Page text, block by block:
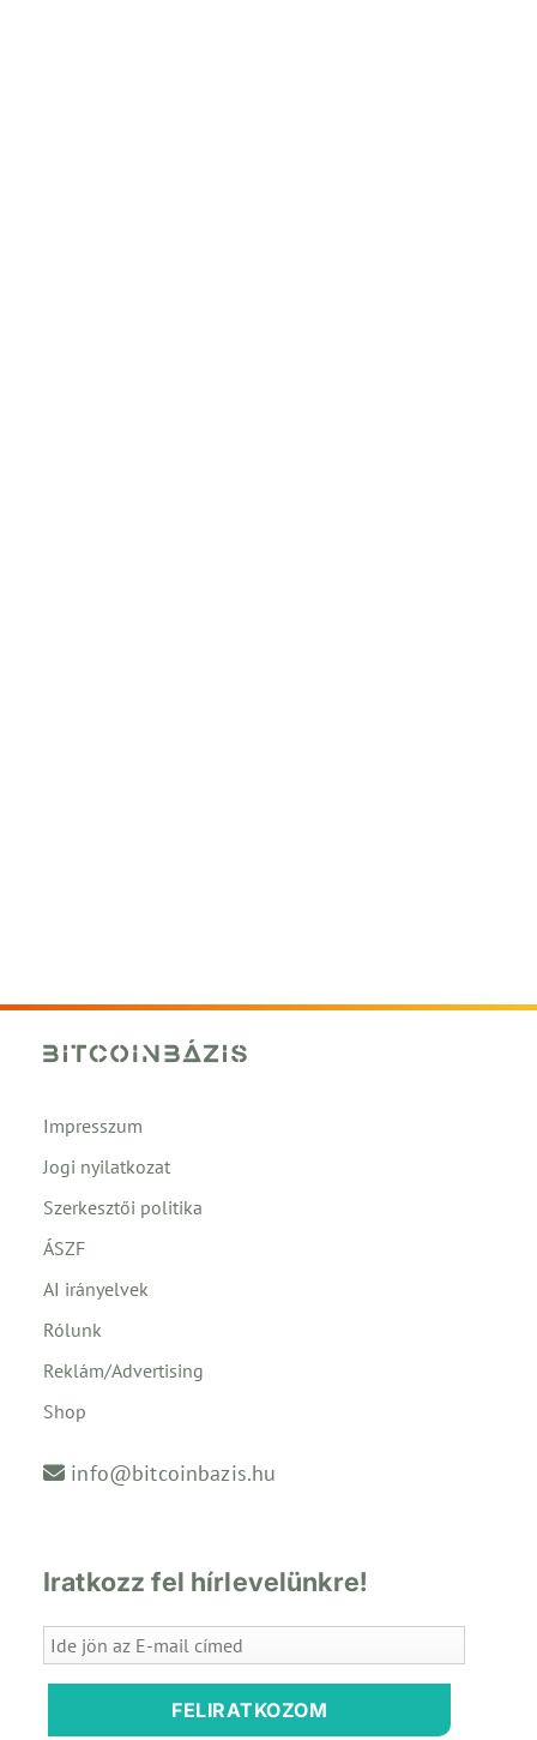
Impresszum
Jogi nyilatkozat
Szerkesztői politika
ÁSZF
AI irányelvek
Rólunk
Reklám/Advertising
Shop
info@bitcoinbazis.hu
Iratkozz fel hírlevelünkre!
FELIRATKOZOM